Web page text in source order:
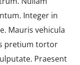
Integer in
Mauris vehicula
pretium tortor
Praesent